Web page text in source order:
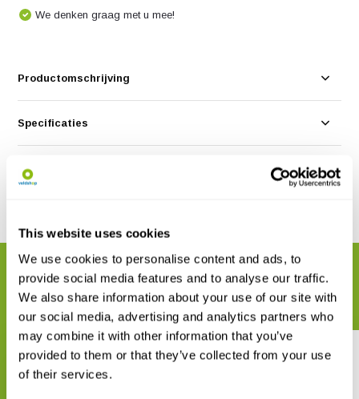
This website uses cookies
We use cookies to personalise content and ads, to
provide social media features and to analyse our traffic.
We also share information about your use of our site with
our social media, advertising and analytics partners who
may combine it with other information that you’ve
provided to them or that they’ve collected from your use
of their services.
We denken graag met u mee!
Productomschrijving
Specificaties
Reviews
GERELATEERDE PRODUCTEN
Maak uw bestelling compleet